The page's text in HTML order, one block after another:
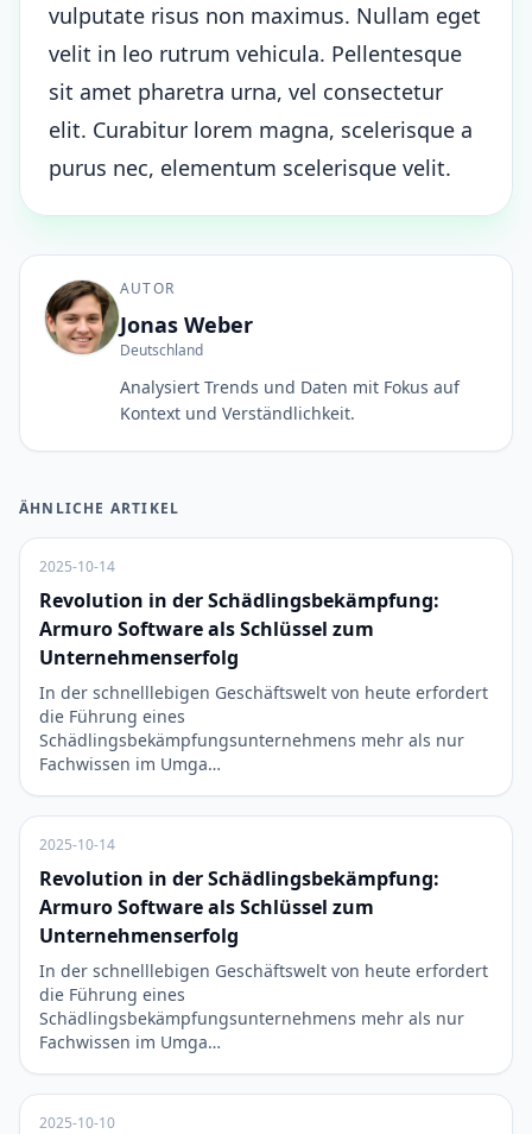
vulputate risus non maximus. Nullam eget
velit in leo rutrum vehicula. Pellentesque
sit amet pharetra urna, vel consectetur
elit. Curabitur lorem magna, scelerisque a
purus nec, elementum scelerisque velit.
AUTOR
Jonas Weber
Deutschland
Analysiert Trends und Daten mit Fokus auf
Kontext und Verständlichkeit.
ÄHNLICHE ARTIKEL
2025-10-14
Revolution in der Schädlingsbekämpfung:
Armuro Software als Schlüssel zum
Unternehmenserfolg
In der schnelllebigen Geschäftswelt von heute erfordert
die Führung eines
Schädlingsbekämpfungsunternehmens mehr als nur
Fachwissen im Umga…
2025-10-14
Revolution in der Schädlingsbekämpfung:
Armuro Software als Schlüssel zum
Unternehmenserfolg
In der schnelllebigen Geschäftswelt von heute erfordert
die Führung eines
Schädlingsbekämpfungsunternehmens mehr als nur
Fachwissen im Umga…
2025-10-10